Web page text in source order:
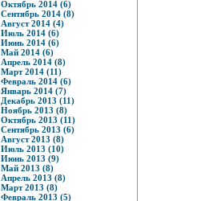
Октябрь 2014 (6)
Сентябрь 2014 (8)
Август 2014 (4)
Июль 2014 (6)
Июнь 2014 (6)
Май 2014 (6)
Апрель 2014 (8)
Март 2014 (11)
Февраль 2014 (6)
Январь 2014 (7)
Декабрь 2013 (11)
Ноябрь 2013 (8)
Октябрь 2013 (11)
Сентябрь 2013 (6)
Август 2013 (8)
Июль 2013 (10)
Июнь 2013 (9)
Май 2013 (8)
Апрель 2013 (8)
Март 2013 (8)
Февраль 2013 (5)